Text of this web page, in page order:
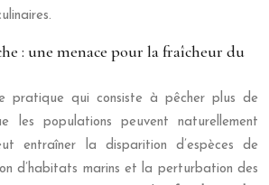
: une menace pour la fraîcheur du
pratique qui consiste à pêcher plus de
les populations peuvent naturellement
entraîner la disparition d’espèces de
d’habitats marins et la perturbation des